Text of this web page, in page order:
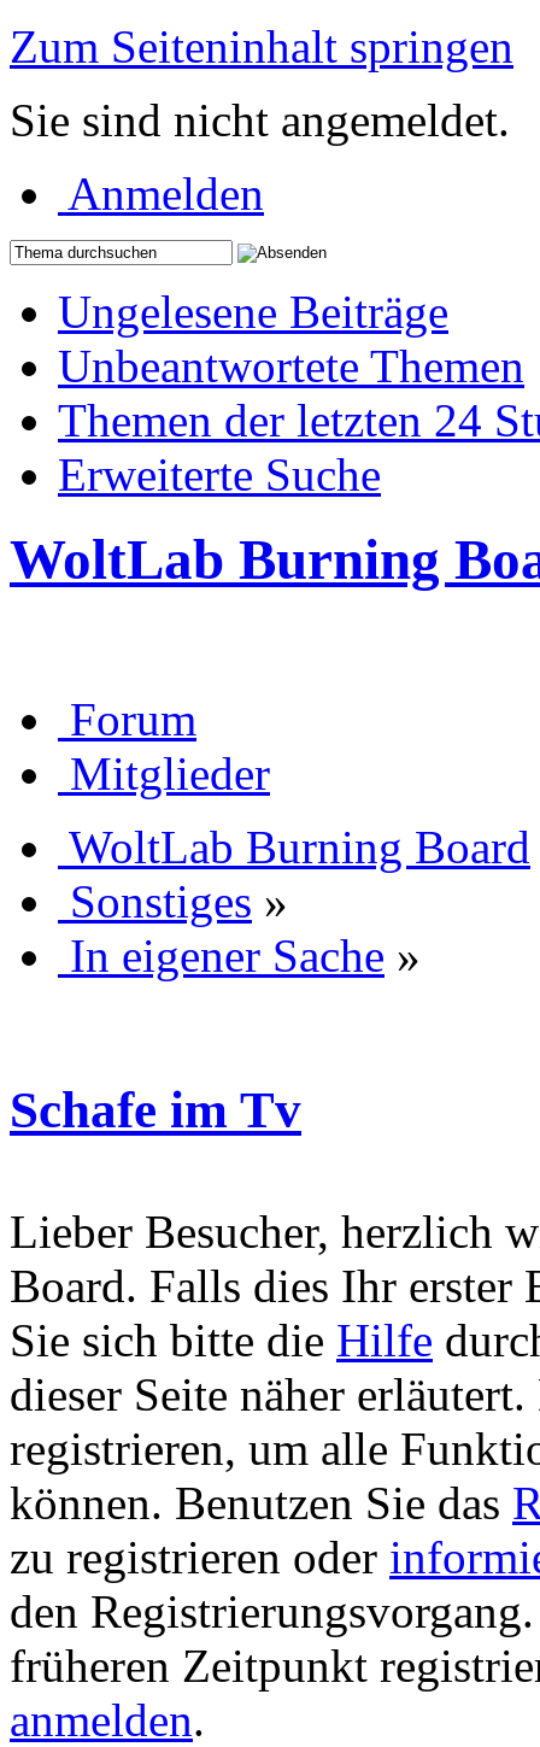
Zum Seiteninhalt springen
Sie sind nicht angemeldet.
Anmelden
Ungelesene Beiträge
Unbeantwortete Themen
Themen der letzten 24
Erweiterte Suche
WoltLab Burning
Forum
Mitglieder
WoltLab Burning Board
Sonstiges »
In eigener Sache »
Schafe im Tv
Lieber Besucher, herzlich
Board. Falls dies Ihr erster
Sie sich bitte die Hilfe
dieser Seite näher
registrieren, um alle
können. Benutzen Sie das
zu registrieren oder
den
früheren Zeitpunkt
anmelden.